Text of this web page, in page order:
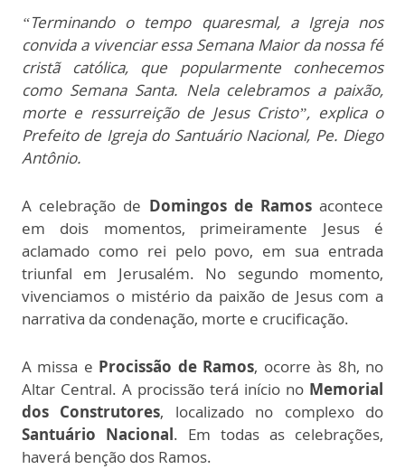
“Terminando o tempo quaresmal, a Igreja nos
convida a vivenciar essa Semana Maior da nossa fé
cristã católica, que popularmente conhecemos
como Semana Santa. Nela celebramos a paixão,
morte e ressurreição de Jesus Cristo”, explica o
Prefeito de Igreja do Santuário Nacional, Pe. Diego
Antônio.
A celebração de Domingos de Ramosacontece
em dois momentos, primeiramente Jesus é
aclamado como rei pelo povo, em sua entrada
triunfal em Jerusalém. No segundo momento,
vivenciamos o mistério da paixão de Jesus com a
narrativa da condenação, morte e crucificação.
A missa e Procissão de Ramos, ocorre às 8h, no
Altar Central. A procissão terá início no Memorial
dos Construtores, localizado no complexo do
Santuário Nacional. Em todas as celebrações,
haverá benção dos Ramos.